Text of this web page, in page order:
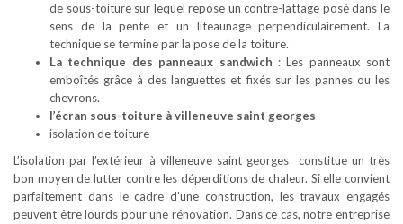
de sous-toiture sur lequel repose un contre-lattage posé dans le
sens de la pente et un liteaunage perpendiculairement. La
technique se termine par la pose de la toiture.
La technique des panneaux sandwich : Les panneaux sont
emboîtés grâce à des languettes et fixés sur les pannes ou les
chevrons.
l’écran sous-toiture à villeneuve saint georges
isolation de toiture
L’isolation par l’extérieur à villeneuve saint georges constitue un très
bon moyen de lutter contre les déperditions de chaleur. Si elle convient
parfaitement dans le cadre d’une construction, les travaux engagés
peuvent être lourds pour une rénovation. Dans ce cas, notre entreprise